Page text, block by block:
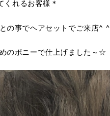
くれるお客様＊
の事でヘアセットでご来店^ ^
のポニーで仕上げました～☆